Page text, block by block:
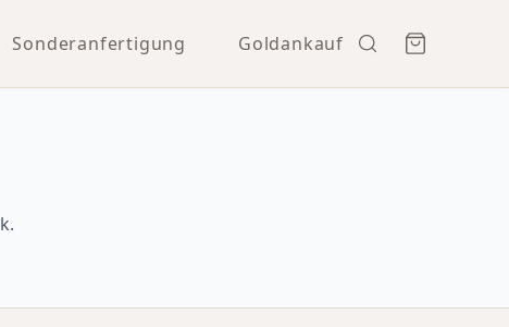
Sonderanfertigung Goldankauf